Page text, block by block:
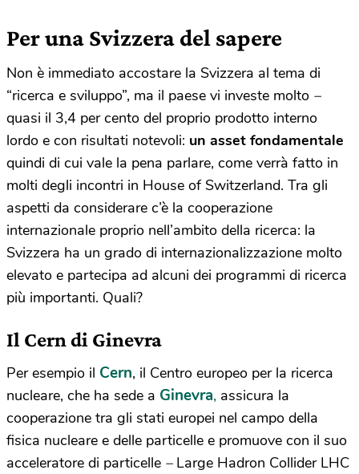
Per una Svizzera del sapere
Non è immediato accostare la Svizzera al tema di
“ricerca e sviluppo”, ma il paese vi investe molto –
quasi il 3,4 per cento del proprio prodotto interno
lordo e con risultati notevoli: un asset fondamentale
quindi di cui vale la pena parlare, come verrà fatto in
molti degli incontri in House of Switzerland. Tra gli
aspetti da considerare c’è la cooperazione
internazionale proprio nell’ambito della ricerca: la
Svizzera ha un grado di internazionalizzazione molto
elevato e partecipa ad alcuni dei programmi di ricerca
più importanti. Quali?
Il Cern di Ginevra
Per esempio il Cern, il Centro europeo per la ricerca
nucleare, che ha sede a Ginevra, assicura la
cooperazione tra gli stati europei nel campo della
fisica nucleare e delle particelle e promuove con il suo
acceleratore di particelle – Large Hadron Collider LHC